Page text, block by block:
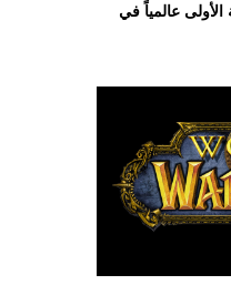
الأولى عالمياً في